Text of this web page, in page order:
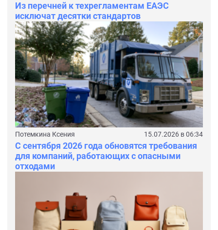
Из перечней к техрегламентам ЕАЭС
исключат десятки стандартов
Потемкина Ксения 15.07.2026 в 06:34
С сентября 2026 года обновятся требования
для компаний, работающих с опасными
отходами